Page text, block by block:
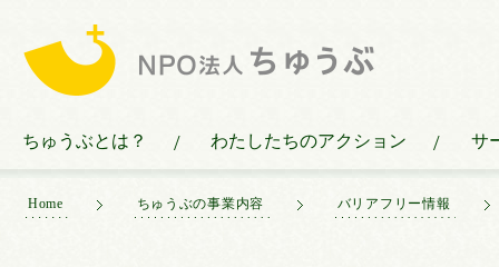
ちゅうぶとは？ わたしたちのアクション サ
Home ちゅうぶの事業内容 バリアフリー情報